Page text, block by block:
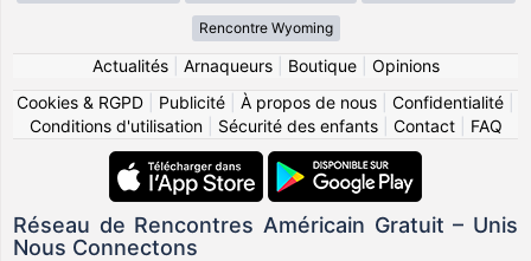
Rencontre Wyoming
Actualités| Arnaqueurs| Boutique| Opinions
Cookies & RGPD
Publicité À propos de nous Confidentialité
Conditions d'utilisation| Sécurité des enfants| Contact| FAQ
Réseau de Rencontres Américain Gratuit – Unis
Nous Connectons